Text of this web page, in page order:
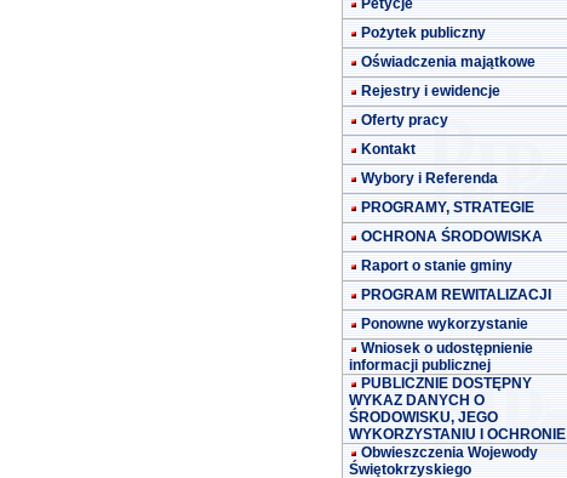
Petycje
Pożytek publiczny
Oświadczenia majątkowe
Rejestry i ewidencje
Oferty pracy
Kontakt
Wybory i Referenda
PROGRAMY, STRATEGIE
OCHRONA ŚRODOWISKA
Raport o stanie gminy
PROGRAM REWITALIZACJI
Ponowne wykorzystanie
Wniosek o udostępnienie
informacji publicznej
PUBLICZNIE DOSTĘPNY
WYKAZ DANYCH O
ŚRODOWISKU, JEGO
WYKORZYSTANIU I OCHRONIE
Obwieszczenia Wojewody
Świętokrzyskiego